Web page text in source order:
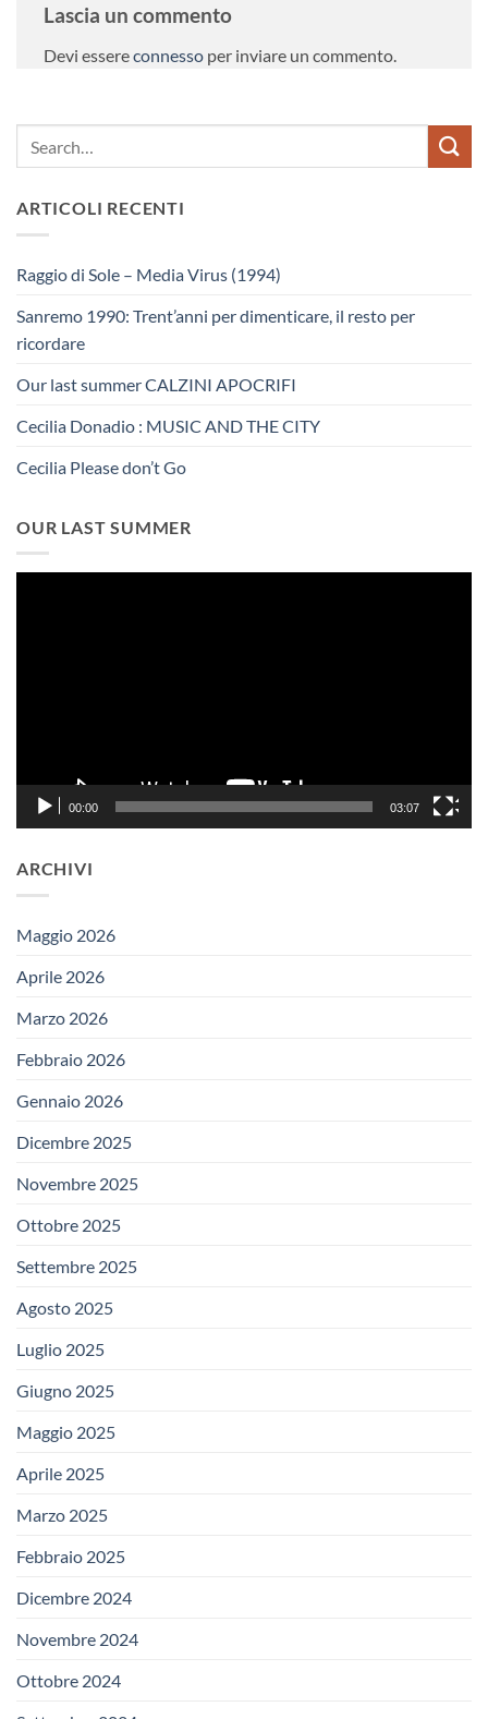
Lascia un commento
Devi essereconnesso per inviare un commento.
ARTICOLI RECENTI
Raggio di Sole – Media Virus (1994)
Sanremo 1990: Trent’anni per dimenticare, il resto per
ricordare
Our last summer CALZINI APOCRIFI
Cecilia Donadio : MUSIC AND THE CITY
Cecilia Please don’t Go
OUR LAST SUMMER
00:00 03:07
ARCHIVI
Maggio 2026
Aprile 2026
Marzo 2026
Febbraio 2026
Gennaio 2026
Dicembre 2025
Novembre 2025
Ottobre 2025
Settembre 2025
Agosto 2025
Luglio 2025
Giugno 2025
Maggio 2025
Aprile 2025
Marzo 2025
Febbraio 2025
Dicembre 2024
Novembre 2024
Ottobre 2024